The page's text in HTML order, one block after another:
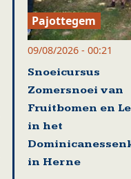
Pajottegem
09/08/2026 - 00:21
Snoeicursus
Zomersnoei van
Fruitbomen en
in het
in Herne